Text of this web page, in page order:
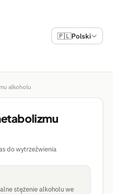
🇵🇱Polski
alkoholu
do wytrzeźwienia
stężenie alkoholu we